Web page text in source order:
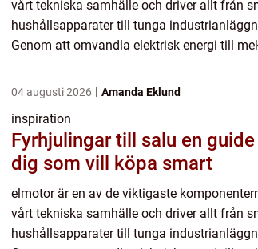
vårt tekniska samhälle och driver allt från
hushållsapparater till tunga
Genom att omvandla elektrisk energi till
tyst...
04 augusti 2026 Amanda Eklund
inspiration
Fyrhjulingar till salu en guide för
dig som vill köpa smart
elmotor är en av de viktigaste
vårt tekniska samhälle och driver allt från
hushållsapparater till tunga